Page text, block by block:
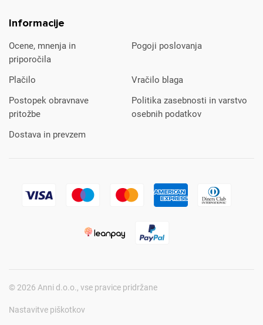
Informacije
Ocene, mnenja in
priporočila
Pogoji poslovanja
Plačilo
Vračilo blaga
Postopek obravnave
pritožbe
Politika zasebnosti in varstvo
osebnih podatkov
Dostava in prevzem
© 2026 Anni d.o.o., vse pravice pridržane
Nastavitve piškotkov